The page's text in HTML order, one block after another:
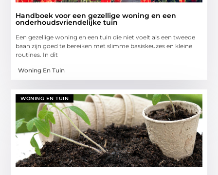
Handboek voor een gezellige woning en een
onderhoudsvriendelijke tuin
Een gezellige woning en een tuin die niet voelt als een tweede
baan zijn goed te bereiken met slimme basiskeuzes en kleine
routines. In dit
Woning En Tuin
WONING EN TUIN